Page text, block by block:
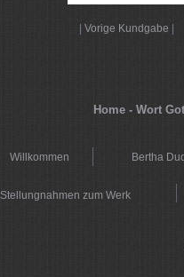
Vorige Kundgabe
Home - Wort
Willkommen Bertha
Stellungnahmen zum Werk